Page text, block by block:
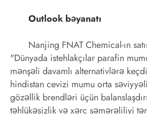
Outlook bəyanatı
Nanjing FNAT Chemical-ın
"Dünyada istehlakçılar parafin
mənşəli davamlı alternativlərə
hindistan cevizi mumu orta
gözəllik brendləri üçün
təhlükəsizlik və xərc səmərəliliyi